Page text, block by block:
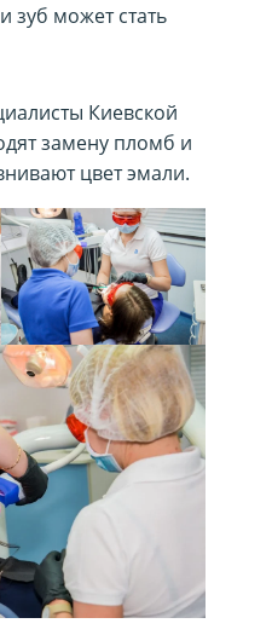
зуб может стать
Киевской
замену пломб и
цвет эмали.